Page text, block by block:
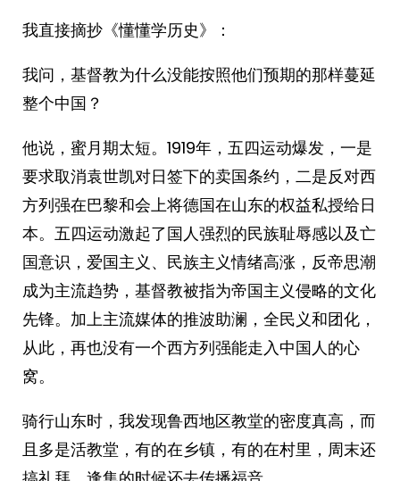
我直接摘抄《懂懂学历史》：
我问，基督教为什么没能按照他们预期的那样蔓延
整个中国？
他说，蜜月期太短。1919年，五四运动爆发，一是
要求取消袁世凯对日签下的卖国条约，二是反对西
方列强在巴黎和会上将德国在山东的权益私授给日
本。五四运动激起了国人强烈的民族耻辱感以及亡
国意识，爱国主义、民族主义情绪高涨，反帝思潮
成为主流趋势，基督教被指为帝国主义侵略的文化
先锋。加上主流媒体的推波助澜，全民义和团化，
从此，再也没有一个西方列强能走入中国人的心
窝。
骑行山东时，我发现鲁西地区教堂的密度真高，而
且多是活教堂，有的在乡镇，有的在村里，周末还